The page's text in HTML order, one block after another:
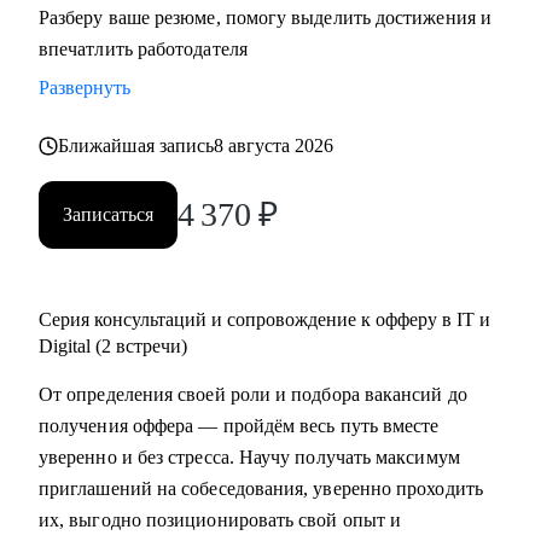
резюме, знаю, как подготовить к переходу в IT и Digital
или управленческую роль;
• Жил 2 года в Финляндии, вернулся в Россию; владею
С чем помогу:
• Составить по-настоящему эффективное резюме;
• Подготовиться к интервью;
опыта;
• Узнать, как попасть в ТОП компанию и расти в ней;
• Узнать, как договариваться о повышении зарплаты;
• Начать управлять процессами, проектами и
сотрудниками.
Кому могу помочь:
Разберу ваше резюме, помогу выделить достижения и
впечатлить работодателя
Развернуть
Ближайшая запись8 августа 2026
Записаться 4 370 ₽
Серия консультаций и сопровождение к офферу в IT и
Digital (2 встречи)
От определения своей роли и подбора вакансий до
получения оффера — пройдём весь путь вместе
уверенно и без стресса. Научу получать максимум
приглашений на собеседования, уверенно проходить
их, выгодно позиционировать свой опыт и